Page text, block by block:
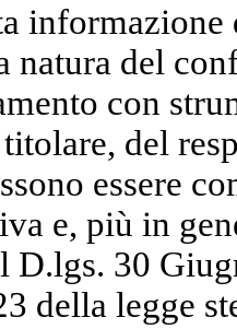
natura del
con
del
essere
e, più in
D.lgs. 30
della legge